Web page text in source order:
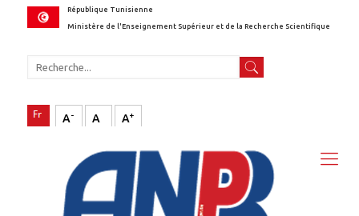
République Tunisienne
Ministère de l'Enseignement Supérieur et de la Recherche Scientifique
A- A A+